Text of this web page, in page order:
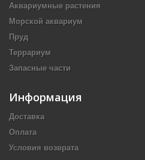
Аквариумные растения
Морской аквариум
Пруд
Террариум
Запасные части
Информация
Доставка
Оплата
Условия возврата